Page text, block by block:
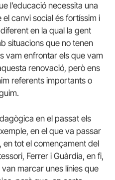
l’educació necessita una
canvi social és fortíssim i
en la qual la gent
situacions que no tenen
vam enfrontar els que vam
renovació, però ens
referents importants o
en el passat els
en el que va passar
tot el començament del
Ferrer i Guàrdia, en fi,
marcar unes línies que